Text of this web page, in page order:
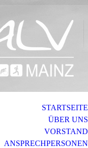
STARTSEITE
ÜBER UNS
VORSTAND
ANSPRECHPERSONEN